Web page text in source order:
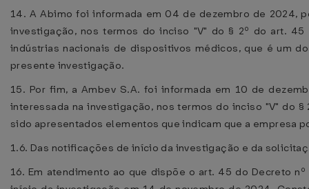
14. A Abimo foi informada em 04 de dezembro de 2024,
investigação, nos termos do inciso "V" do § 2º do art.
indústrias nacionais de dispositivos médicos, que é um
presente investigação.
15. Por fim, a Ambev S.A. foi informada em 10 de
interessada na investigação, nos termos do inciso "V" do
sido apresentados elementos que indicam que a empresa
1.6. Das notificações de início da investigação e da
16. Em atendimento ao que dispõe o art. 45 do Decreto